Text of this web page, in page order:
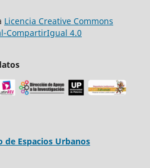
Licencia Creative Commons
CompartirIgual 4.0
de Espacios Urbanos